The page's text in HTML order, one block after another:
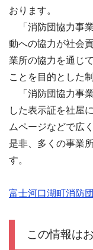
おります。
「消防団協力事
動への協力が社会
業所の協力を通じ
ことを目的とした
「消防団協力事
した表示証を社屋
ムページなどで広
是非、多くの事業
す。
富士河口湖町消防
この情報は